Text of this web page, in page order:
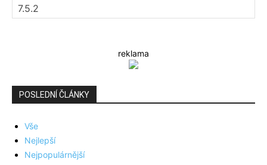
reklama
POSLEDNÍ ČLÁNKY
Vše
Nejlepší
Nejpopulárnější